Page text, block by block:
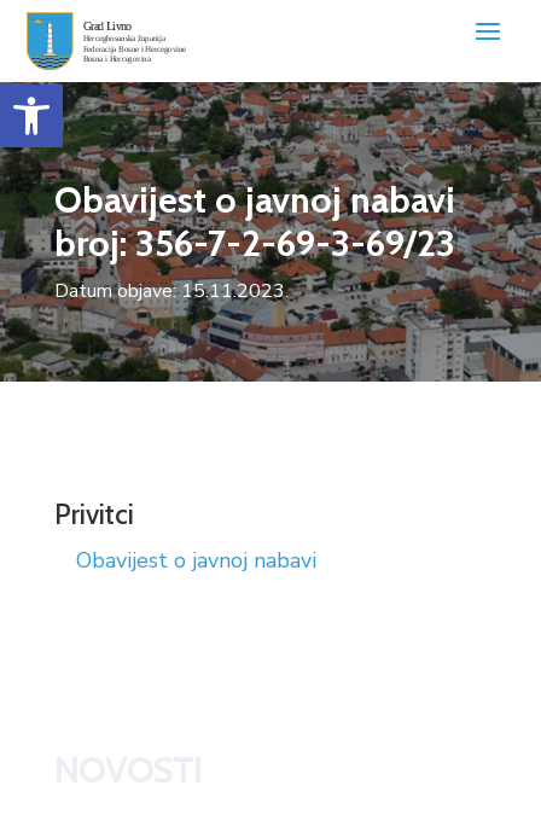
Open toolbar
Obavijest o javnoj nabavi
broj: 356-7-2-69-3-69/23
Datum objave: 15.11.2023.
Privitci
Obavijest o javnoj nabavi